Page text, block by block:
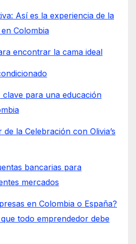
Así es la experiencia de la
Colombia
encontrar la cama ideal
para una educación
la Celebración con Olivia’s
bancarias para
mercados
en Colombia o España?
todo emprendedor debe